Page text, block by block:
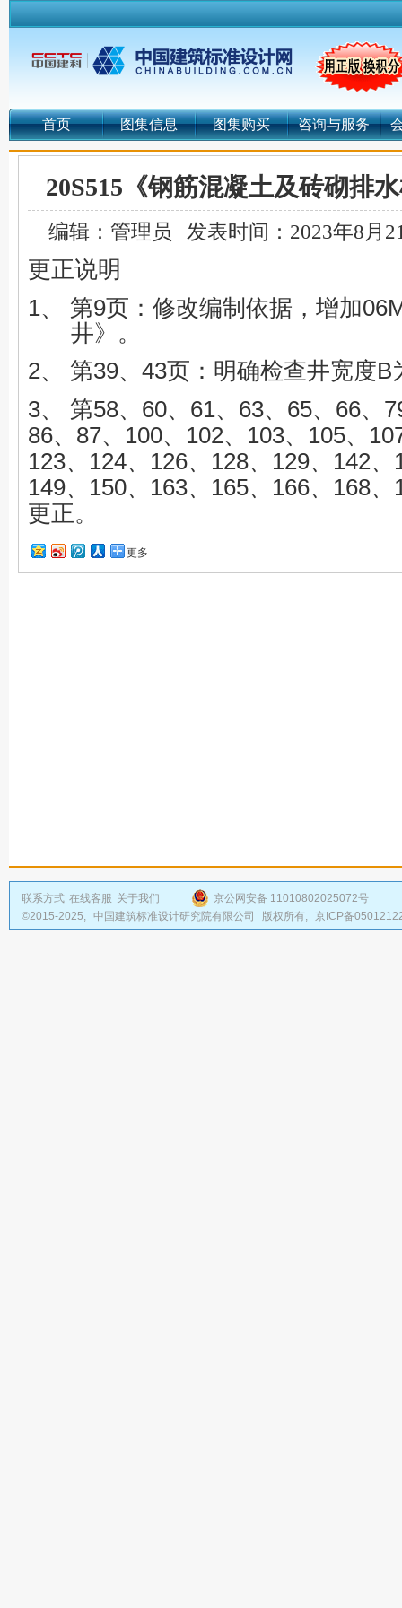
首页 图集信息 图集购买 咨询与服务
20S515《钢筋混凝土及砖砌排
编辑：管理员 发表时间：2023年8月
更正说明
1、 第9页：修改编制依据，增加
井》。
2、 第39、43页：明确检查井宽度B
3、 第58、60、61、63、65、66、
86、87、100、102、103、105、
123、124、126、128、129、142
149、150、163、165、166、168
更正。
更多
联系方式 在线客服 关于我们
京公网安备 11010802025072号
©2015-2025, 中国建筑标准设计研究院有限公司 版权所有, 京ICP备